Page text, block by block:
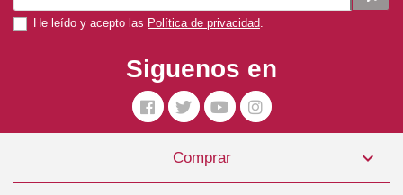
Arnés Perro Soft Azul Talla XS
He leído y acepto las Política de privacidad
Siguenos en
Comprar 